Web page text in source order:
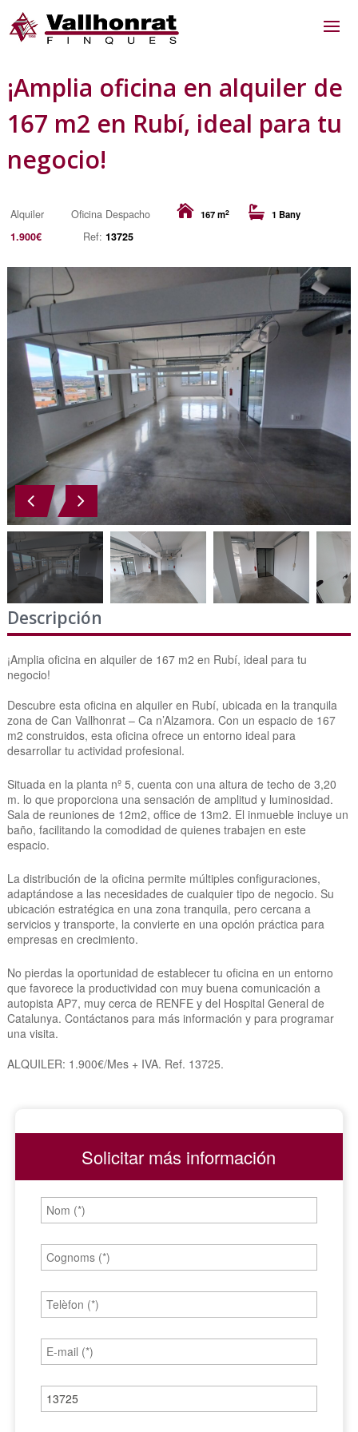
¡Amplia oficina en alquiler de
167 m2 en Rubí, ideal para tu
negocio!
Alquiler Oficina Despacho 167 m2 1 Bany
1.900€ Ref: 13725
Descripción
¡Amplia oficina en alquiler de 167 m2 en Rubí, ideal para tu
negocio!
Descubre esta oficina en alquiler en Rubí, ubicada en la tranquila
zona de Can Vallhonrat – Ca n’Alzamora. Con un espacio de 167
m2 construidos, esta oficina ofrece un entorno ideal para
desarrollar tu actividad profesional.
Situada en la planta nº 5, cuenta con una altura de techo de 3,20
m. lo que proporciona una sensación de amplitud y luminosidad.
Sala de reuniones de 12m2, office de 13m2. El inmueble incluye un
baño, facilitando la comodidad de quienes trabajen en este
espacio.
La distribución de la oficina permite múltiples configuraciones,
adaptándose a las necesidades de cualquier tipo de negocio. Su
ubicación estratégica en una zona tranquila, pero cercana a
servicios y transporte, la convierte en una opción práctica para
empresas en crecimiento.
No pierdas la oportunidad de establecer tu oficina en un entorno
que favorece la productividad con muy buena comunicación a
autopista AP7, muy cerca de RENFE y del Hospital General de
Catalunya. Contáctanos para más información y para programar
una visita.
ALQUILER: 1.900€/Mes + IVA. Ref. 13725.
Solicitar más información